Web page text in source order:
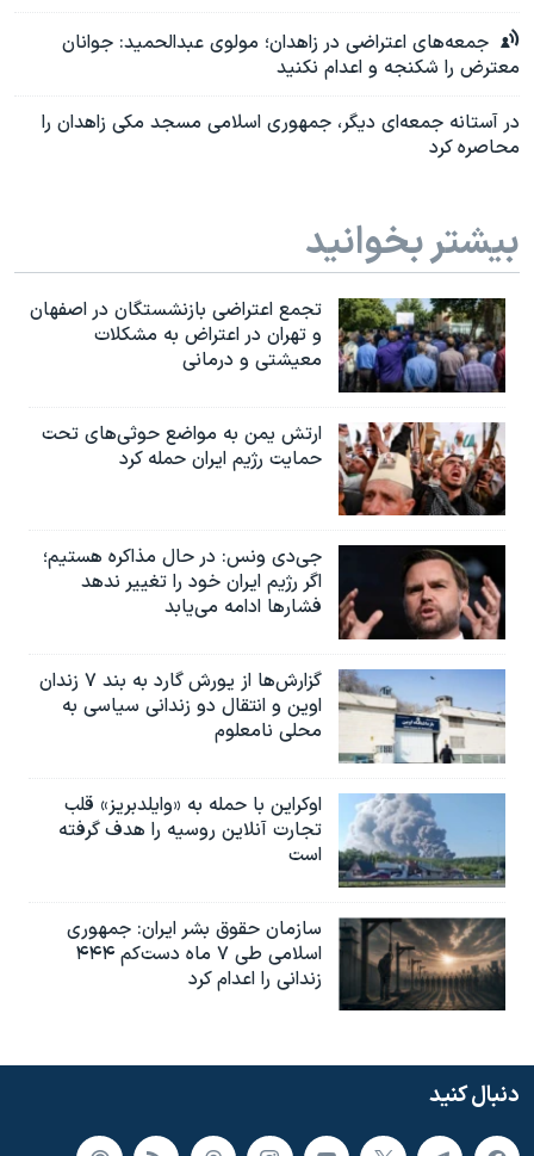
جمعه‌های اعتراضی در زاهدان؛ مولوی عبدالحمید: جوانان
معترض را شکنجه و اعدام نکنید
در آستانه جمعه‌ای دیگر، جمهوری اسلامی مسجد مکی زاهدان را
محاصره کرد
بیشتر بخوانید
تجمع اعتراضی بازنشستگان در اصفهان
و تهران در اعتراض به مشکلات
معیشتی و درمانی
ارتش یمن به مواضع حوثی‌های تحت
حمایت رژیم ایران حمله کرد
جی‌دی ونس: در حال مذاکره هستیم؛
اگر رژیم ایران خود را تغییر ندهد
فشارها ادامه می‌یابد
گزارش‌ها از یورش گارد به بند ۷ زندان
اوین و انتقال دو زندانی سیاسی به
محلی نامعلوم
اوکراین با حمله به «وایلدبریز» قلب
تجارت آنلاین روسیه را هدف گرفته
است
سازمان حقوق بشر ایران: جمهوری
اسلامی طی ۷ ماه دست‌کم ۴۴۴
زندانی را اعدام کرد
دنبال کنید